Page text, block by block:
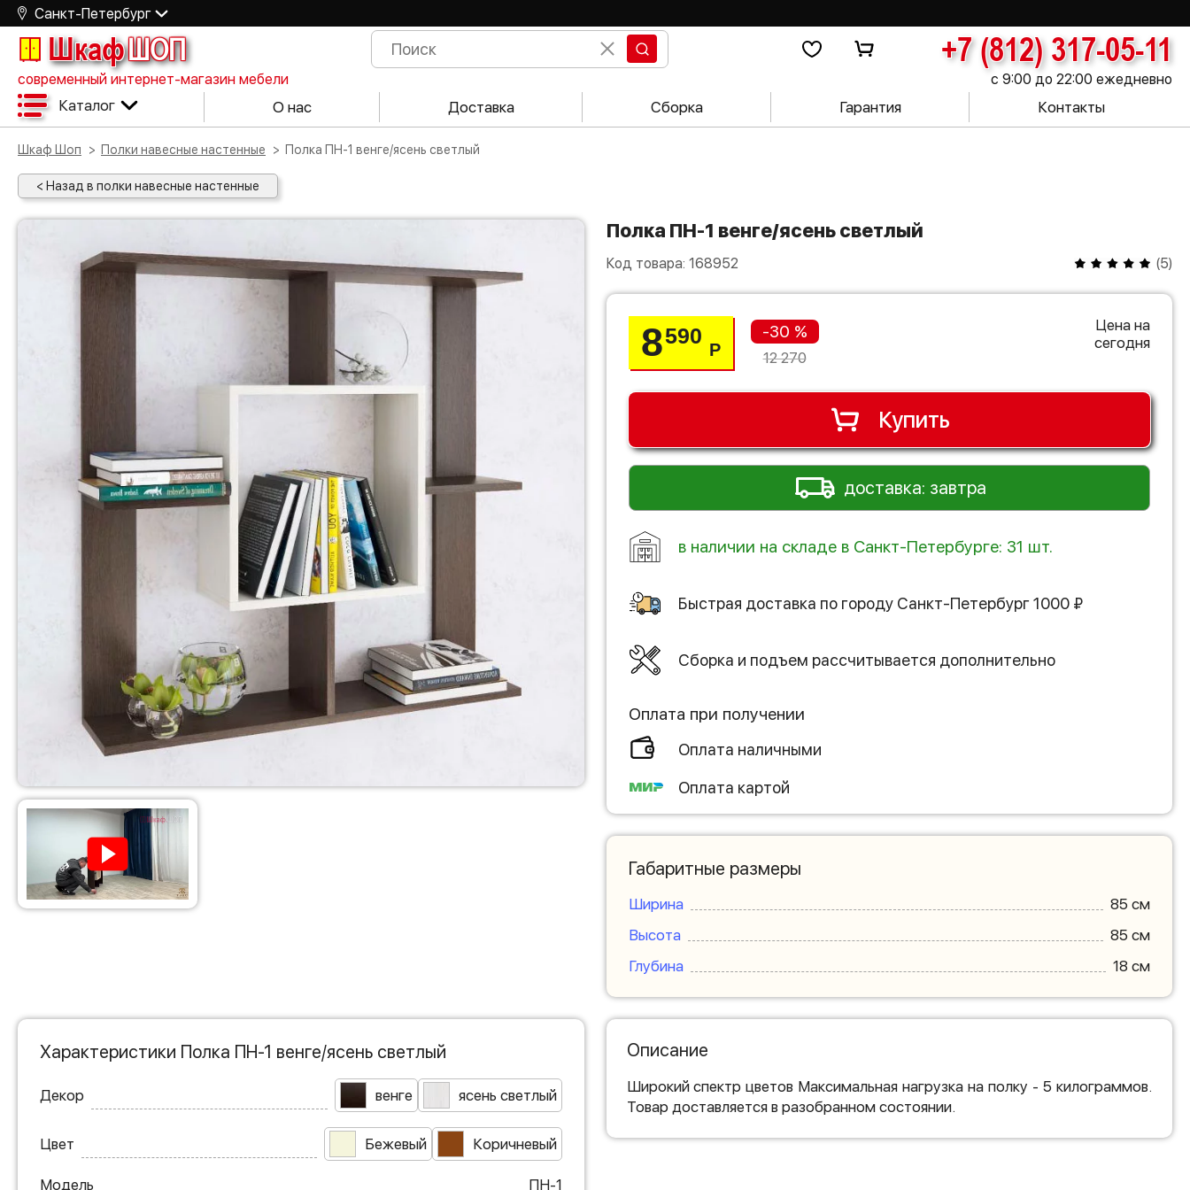
Санкт-Петербург
ШкафШОП +7 (812) 317-05-11
современный интернет-магазин мебели с 9:00 до 22:00 ежедневно
Каталог О нас Доставка Сборка Гарантия Контакты
Шкаф Шоп Полки навесные настенные Полка ПН-1 венге/ясень светлый
< Назад в полки навесные настенные
Полка ПН-1 венге/ясень светлый
Код товара: 168952 (5)
8590
Р
-30 %
12 270
Цена на
сегодня
Купить
доставка: завтра
в наличии на складе в Санкт-Петербурге: 31 шт.
Быстрая доставка по городу Санкт-Петербург 1000 ₽
Сборка и подъем рассчитывается дополнительно
Оплата при получении
Оплата наличными
Оплата картой
Габаритные размеры
Ширина
85 см
Высота
85 см
Глубина
18 см
Характеристики Полка ПН-1 венге/ясень светлый
Декор венге ясень светлый
Цвет Бежевый Коричневый
Модель ПН-1
Описание
Широкий спектр цветов Максимальная нагрузка на полку - 5 килограммов.
Товар доставляется в разобранном состоянии.